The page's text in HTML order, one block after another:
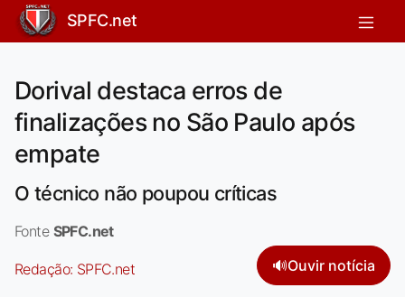
SPFC.net
Dorival destaca erros de
finalizações no São Paulo após
empate
O técnico não poupou críticas
Fonte SPFC.net
Redação: SPFC.net 🔊Ouvir notícia